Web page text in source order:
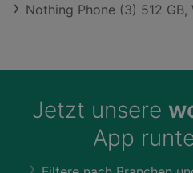
Nothing Phone (3) 512 GB,
Jetzt unsere
App